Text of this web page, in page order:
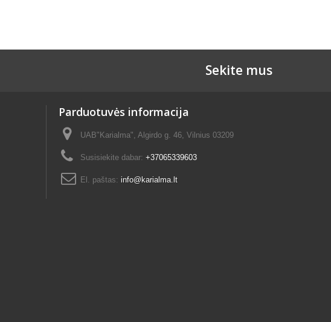
Sekite mus
Parduotuvės informacija
UAB"Karialma", Algirdo g. 46, Vilnius 03209
Susisiekite dabar: +37065339603
El. paštas: info@karialma.lt